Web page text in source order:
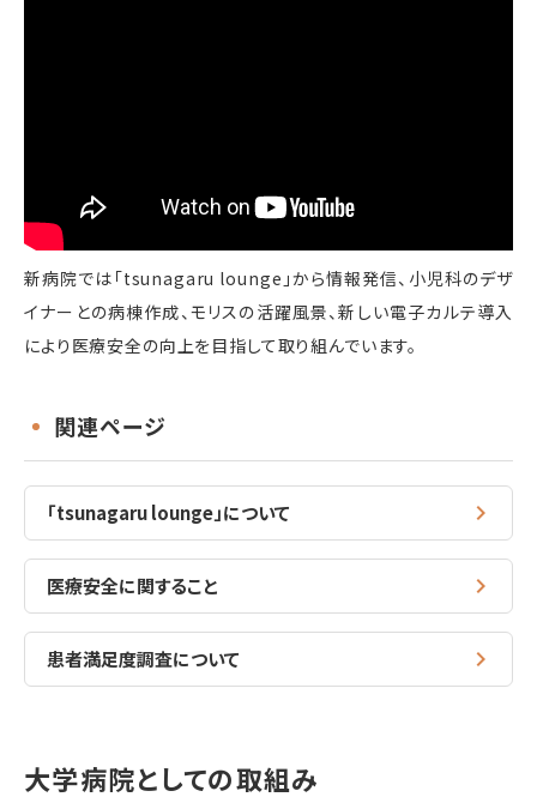
新病院では「tsunagaru lounge」から情報発信、小児科のデザ
イナーとの病棟作成、モリスの活躍風景、新しい電子カルテ導入
により医療安全の向上を目指して取り組んでいます。
関連ページ
「tsunagaru lounge」について
医療安全に関すること
患者満足度調査について
大学病院としての取組み